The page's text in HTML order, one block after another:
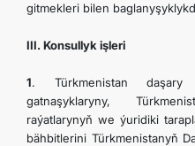
gitmekleri bilen
III. Konsullyk işleri
1. Türkmenistan
gatnaşyklaryny,
raýatlarynyň we ýuridiki
bähbitlerini Türkmenistanyň